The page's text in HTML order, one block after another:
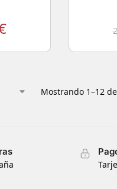
Mostrando 1–12